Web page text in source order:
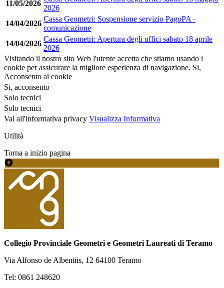
11/05/2026
2026
14/04/2026
Cassa Geometri: Sospensione servizio PagoPA -
comunicazione
14/04/2026
Cassa Geometri: Apertura degli uffici sabato 18 aprile
2026
Visitando il nostro sito Web l'utente accetta che stiamo usando i
cookie per assicurare la migliore esperienza di navigazione. Si,
Acconsento ai cookie
Si, acconsento
Solo tecnici
Solo tecnici
Vai all'informativa privacy Visualizza Informativa
Utilità
Torna a inizio pagina
Collegio Provinciale Geometri e Geometri Laureati di Teramo
Via Alfonso de Albentiis, 12 64100 Teramo
Tel: 0861 248620